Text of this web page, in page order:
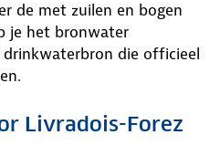
de met zuilen en bogen
je het bronwater
die officieel
Livradois-Forez